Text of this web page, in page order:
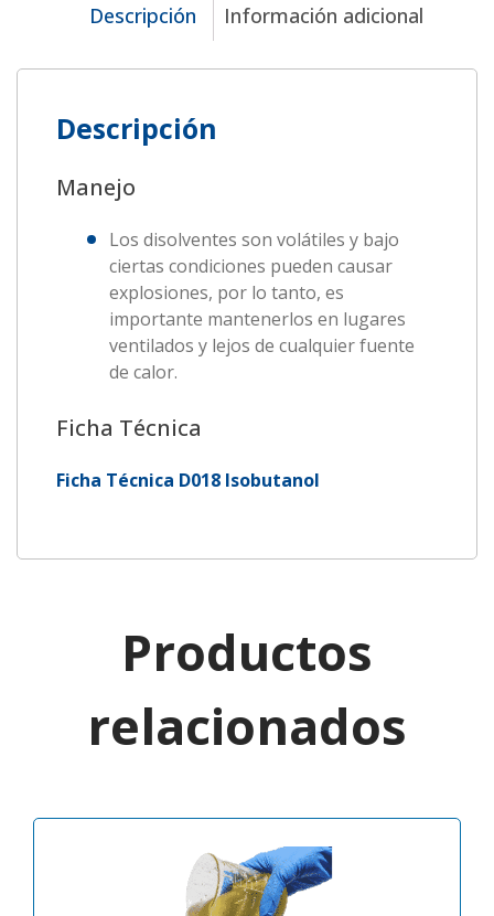
Descripción Información adicional
Descripción
Manejo
Los disolventes son volátiles y bajo
ciertas condiciones pueden causar
explosiones, por lo tanto, es
importante mantenerlos en lugares
ventilados y lejos de cualquier fuente
de calor.
Ficha Técnica
Ficha Técnica D018 Isobutanol
Productos
relacionados